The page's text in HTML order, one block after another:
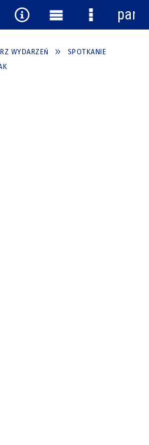
WYDARZEŃ
SPOTKANIE
Narzędzia
Menu
główne
Menu
panel